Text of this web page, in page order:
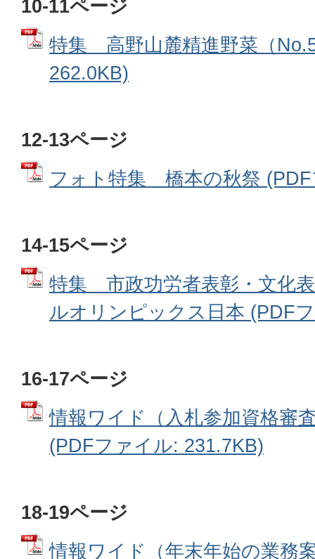
10-11ページ
特集 高野山麓精進野菜（
262.0KB)
12-13ページ
フォト特集 橋本の秋祭
14-15ページ
特集 市政功労者表彰・文化
ルオリンピックス日本 (PDF
16-17ページ
情報ワイド（入札参加資格審
(PDFファイル: 231.7KB)
18-19ページ
情報ワイド（年末年始の業務